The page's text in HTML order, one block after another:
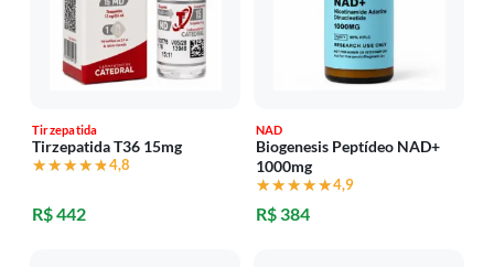
Tirzepatida
Tirzepatida T36 15mg
★★★★★
★★★★★4,8
R$ 442
NAD
Biogenesis Peptídeo NAD+
1000mg
★★★★★
★★★★★4,9
R$ 384